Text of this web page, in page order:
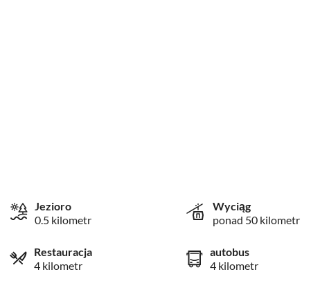
Jezioro
0.5 kilometr
Wyciąg
ponad 50 kilometr
Restauracja
4 kilometr
autobus
4 kilometr